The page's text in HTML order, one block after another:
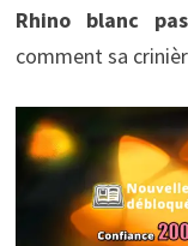
Rhino blanc
comment sa